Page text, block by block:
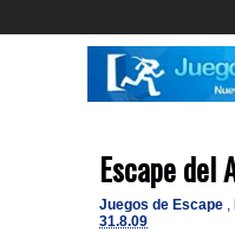
Escape del
Juegos de Escape ,
31.8.09